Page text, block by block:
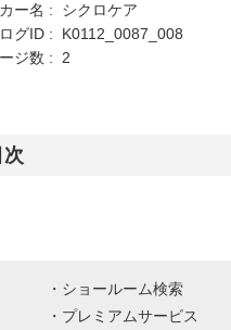
ー名 : シクロケア
グID : K0112_0087_008
ジ数 : 2
次
ショールーム検索
プレミアムサービス